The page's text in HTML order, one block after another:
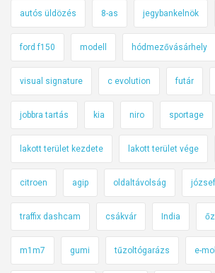
autós üldözés 8-as jegybankelnök
ford f150 modell hódmezővásárhely
visual signature c evolution futár
jobbra tartás kia niro sportage
lakott terület kezdete lakott terület vége
citroen agip oldaltávolság
traffix dashcam csákvár India őz
m1m7 gumi tűzoltógarázs e-